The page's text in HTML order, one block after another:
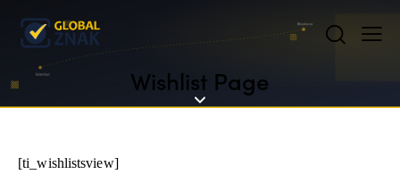
Wishlist Page
[ti_wishlistsview]